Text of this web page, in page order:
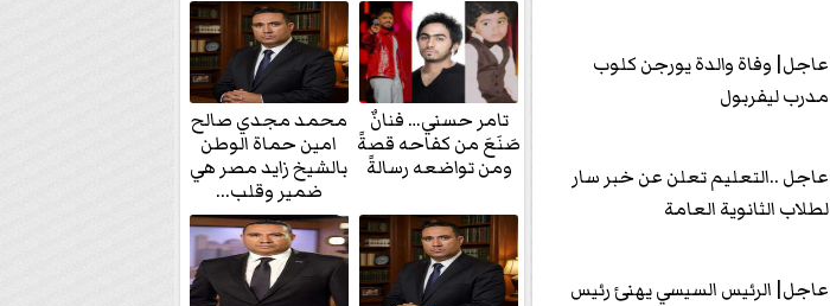
عاجل| وفاة والدة يورجن كلوب
مدرب ليفربول
عاجل ..التعليم تعلن عن خبر سار
لطلاب الثانوية العامة
عاجل| الرئيس السيسي يهنئ رئيس
تامر حسني… فنانٌ
صَنَعَ من كفاحه قصةً
ومن تواضعه رسالةً
محمد مجدي صالح
امين حماة الوطن
بالشيخ زايد مصر هي
ضمير وقلب...